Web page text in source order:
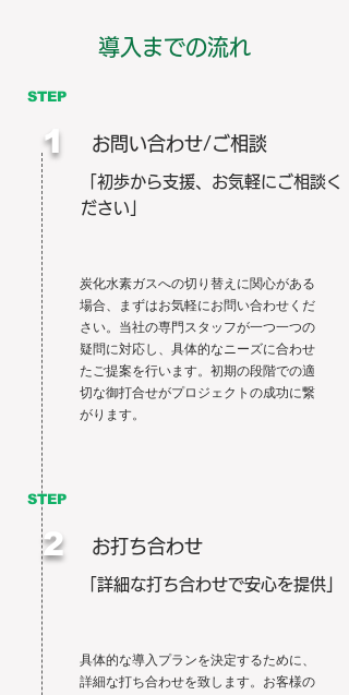
導入までの流れ
STEP
1 お問い合わせ/ご相談
「初歩から支援、お気軽にご相談く
ださい」
炭化水素ガスへの切り替えに関心がある
場合、まずはお気軽にお問い合わせくだ
さい。当社の専門スタッフが一つ一つの
疑問に対応し、具体的なニーズに合わせ
たご提案を行います。初期の段階での適
切な御打合せがプロジェクトの成功に繋
がります。
STEP
2 お打ち合わせ
「詳細な打ち合わせで安心を提供」
具体的な導入プランを決定するために、
詳細な打ち合わせを致します。お客様の